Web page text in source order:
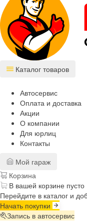
Каталог товаров
Автосервис
Оплата и доставка
Акции
О компании
Для юрлиц
Контакты
Мой гараж
Корзина
В вашей корзине пусто
Перейдите в каталог и
Начать покупки
Запись в автосервис